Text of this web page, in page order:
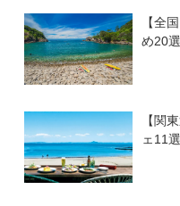
【全
め20
【関
ェ11